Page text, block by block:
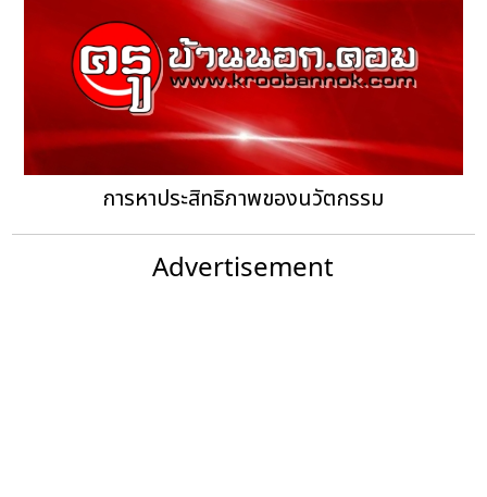
การหาประสิทธิภาพของนวัตกรรม
Advertisement